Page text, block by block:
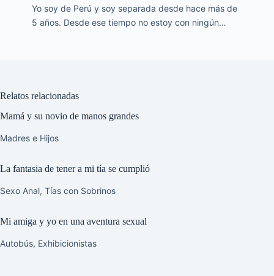
Yo soy de Perú y soy separada desde hace más de
5 años. Desde ese tiempo no estoy con ningún…
Relatos relacionadas
Mamá y su novio de manos grandes
Madres e Hijos
La fantasia de tener a mi tía se cumplió
Sexo Anal, Tías con Sobrinos
Mi amiga y yo en una aventura sexual
Autobús, Exhibicionistas